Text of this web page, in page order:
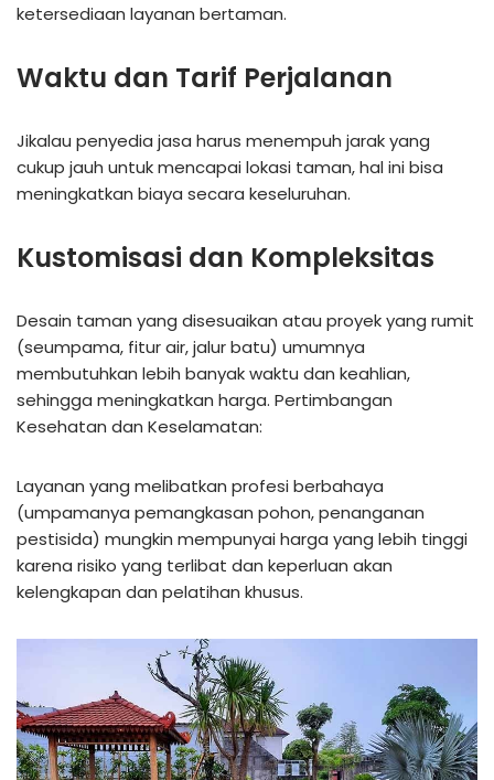
ketersediaan layanan bertaman.
Waktu dan Tarif Perjalanan
Jikalau penyedia jasa harus menempuh jarak yang
cukup jauh untuk mencapai lokasi taman, hal ini bisa
meningkatkan biaya secara keseluruhan.
Kustomisasi dan Kompleksitas
Desain taman yang disesuaikan atau proyek yang rumit
(seumpama, fitur air, jalur batu) umumnya
membutuhkan lebih banyak waktu dan keahlian,
sehingga meningkatkan harga. Pertimbangan
Kesehatan dan Keselamatan:
Layanan yang melibatkan profesi berbahaya
(umpamanya pemangkasan pohon, penanganan
pestisida) mungkin mempunyai harga yang lebih tinggi
karena risiko yang terlibat dan keperluan akan
kelengkapan dan pelatihan khusus.